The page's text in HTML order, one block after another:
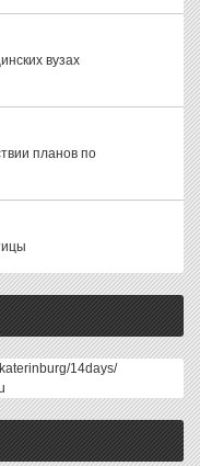
вузах
планов по
14days/